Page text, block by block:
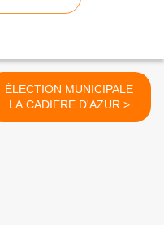
ÉLECTION MUNICIPALE
LA CADIERE D'AZUR >